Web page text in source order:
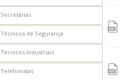
PESP-C
PCSS
IMAT
LVC
Secretárias
Técnicos de Segurança
Técnicos Industriais
Telefonistas